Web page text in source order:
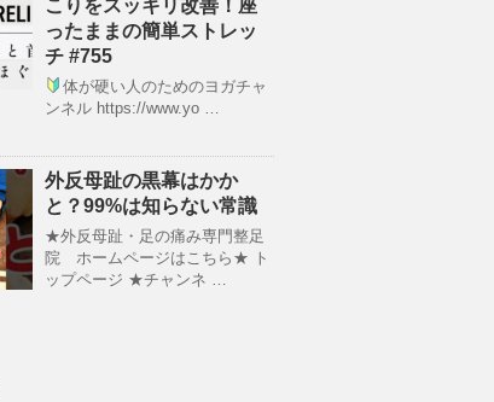
こりをスッキリ改善！座
ったままの簡単ストレッ
チ #755
体が硬い人のためのヨガチャ
ンネル https://www.yo …
外反母趾の黒幕はかか
と？99%は知らない常識
★外反母趾・足の痛み専門整足
院 ホームページはこちら★ ト
ップページ ★チャンネ …